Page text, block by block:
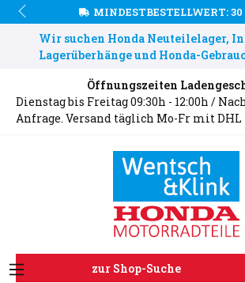
MINDESTBESTELLWERT: 30
Wir suchen Honda Neuteilelager,
Lagerüberhänge und Honda-
Öffnungszeiten
Dienstag bis Freitag 09:30h - 12:00h /
Anfrage. Versand täglich Mo-Fr mit DHL
zur Shop-Suche